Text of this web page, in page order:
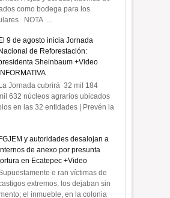
como bodega para los
NOTA ...
El 9 de agosto inicia Jornada
Nacional de Reforestación:
Sheinbaum +Video
INFORMATIVA
Jornada cubrirá 32 mil 184
632 núcleos agrarios ubicados
en las 32 entidades | Prevén la
y autoridades desalojan a
de anexo por presunta
en Ecatepec +Video
e ran víctimas de
extremos, los dejaban sin
el inmueble, en la colonia